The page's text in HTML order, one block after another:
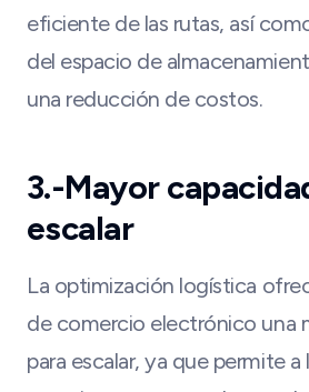
eficiente de las rutas, así
del espacio de
una reducción de costos.
3.-Mayor
escalar
La optimización logística
de comercio electrónico una
para escalar, ya que permite a